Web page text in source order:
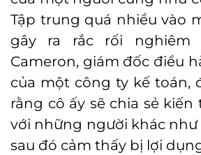
Tập trung quá nhiều vào
gây ra rắc rối nghiêm
Cameron, giám đốc điều
của một công ty kế toán,
rằng cô ấy sẽ chia sẻ
với những người khác như
sau đó cảm thấy bị lợi